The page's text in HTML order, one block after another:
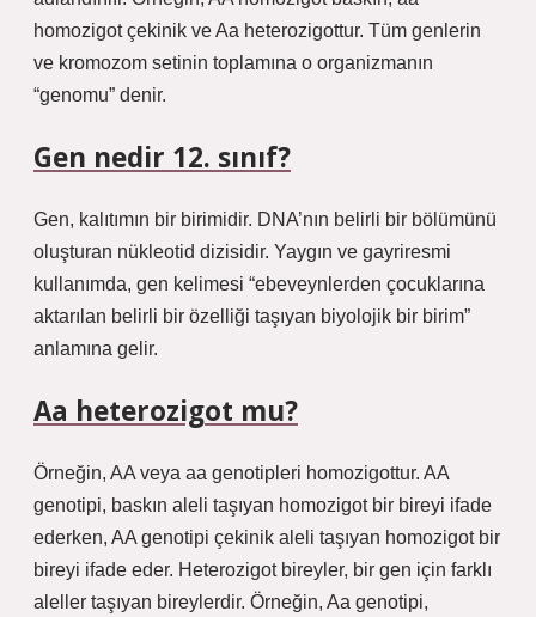
homozigot çekinik ve Aa heterozigottur. Tüm genlerin
ve kromozom setinin toplamına o organizmanın
“genomu” denir.
Gen nedir 12. sınıf?
Gen, kalıtımın bir birimidir. DNA’nın belirli bir bölümünü
oluşturan nükleotid dizisidir. Yaygın ve gayriresmi
kullanımda, gen kelimesi “ebeveynlerden çocuklarına
aktarılan belirli bir özelliği taşıyan biyolojik bir birim”
anlamına gelir.
Aa heterozigot mu?
Örneğin, AA veya aa genotipleri homozigottur. AA
genotipi, baskın aleli taşıyan homozigot bir bireyi ifade
ederken, AA genotipi çekinik aleli taşıyan homozigot bir
bireyi ifade eder. Heterozigot bireyler, bir gen için farklı
aleller taşıyan bireylerdir. Örneğin, Aa genotipi,